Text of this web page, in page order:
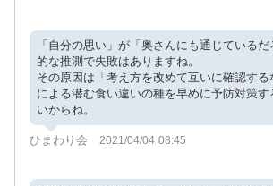
「自分の思い」が「奥さんにも通じている
的な推測で失敗はありますね。
その原因は「考え方を改めて互いに確認す
による潜む食い違いの種を早めに予防対策
いからね。
ひまわり会 2021/04/04 08:45